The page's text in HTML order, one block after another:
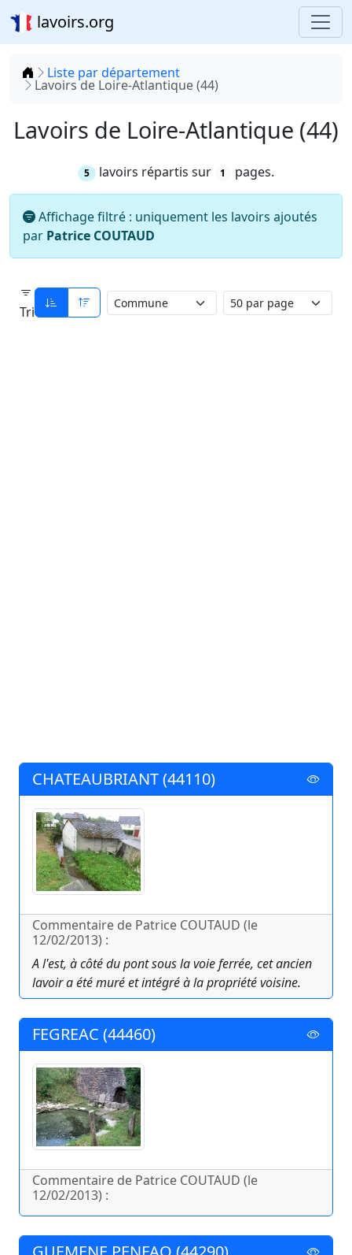
lavoirs.org
Accueil
Liste par département
Lavoirs de Loire-Atlantique (44)
Lavoirs de Loire-Atlantique (44)
5 lavoirs répartis sur 1 pages.
Affichage filtré : uniquement les lavoirs ajoutés
par Patrice COUTAUD
Tri
CHATEAUBRIANT (44110)
Commentaire de Patrice COUTAUD (le
12/02/2013) :
A l'est, à côté du pont sous la voie ferrée, cet ancien
lavoir a été muré et intégré à la propriété voisine.
FEGREAC (44460)
Commentaire de Patrice COUTAUD (le
12/02/2013) :